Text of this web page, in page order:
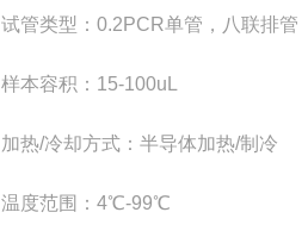
试管类型：0.2PCR单管，八联排管
样本容积：15-100uL
加热/冷却方式：半导体加热/制冷
温度范围：4℃-99℃